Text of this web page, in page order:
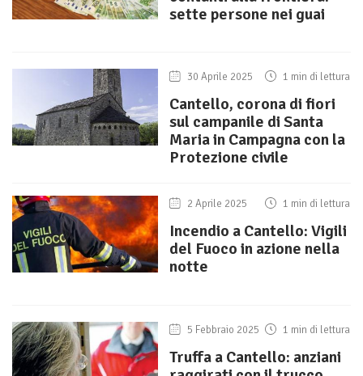
sette persone nei guai
30 Aprile 2025 1 min di lettura
Cantello, corona di fiori
sul campanile di Santa
Maria in Campagna con la
Protezione civile
2 Aprile 2025 1 min di lettura
Incendio a Cantello: Vigili
del Fuoco in azione nella
notte
5 Febbraio 2025 1 min di lettura
Truffa a Cantello: anziani